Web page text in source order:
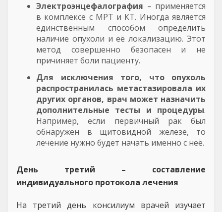
Электроэнцефалография – применяется
в комплексе с МРТ и КТ. Иногда является
единственным способом определить
наличие опухоли и её локализацию. Этот
метод совершенно безопасен и не
причиняет боли пациенту.
Для исключения того, что опухоль
распространилась метастазировала их
других органов, врач может назначить
дополнительные тесты и процедуры.
Например, если первичный рак был
обнаружен в щитовидной железе, то
лечение нужно будет начать именно с неё.
День третий – составление
индивидуального протокола лечения
На третий день консилиум врачей изучает